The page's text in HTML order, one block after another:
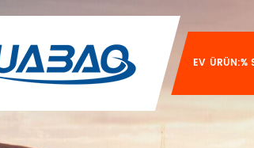
EV ÜRÜN:%